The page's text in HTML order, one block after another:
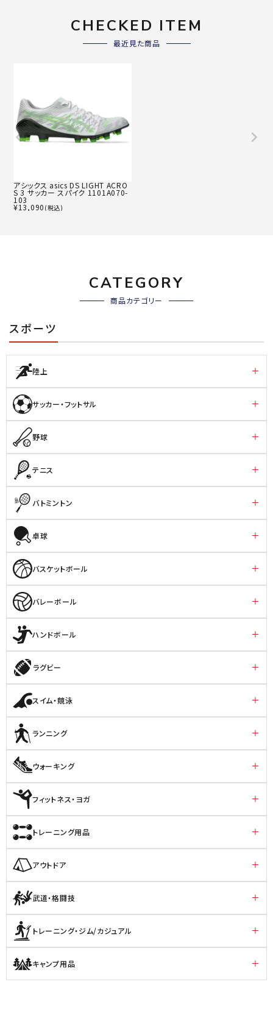
CHECKED ITEM
最近見た商品
アシックス asics DS LIGHT ACRO
S 3 サッカー スパイク 1101A070-
103
¥13,090 (税込)
CATEGORY
商品カテゴリー
スポーツ
陸上
サッカー・フットサル
野球
テニス
バトミントン
卓球
バスケットボール
バレーボール
ハンドボール
ラグビー
スイム・競泳
ランニング
ウォーキング
フィットネス・ヨガ
トレーニング用品
アウトドア
武道・格闘技
トレーニング・ジム/カジュアル
キャンプ用品